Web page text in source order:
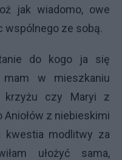
jak wiadomo, owe
wspólnego ze sobą.
do kogo ja się
w mieszkaniu
krzyżu czy Maryi z
z niebieskimi
kwestia modlitwy za
ułożyć sama,